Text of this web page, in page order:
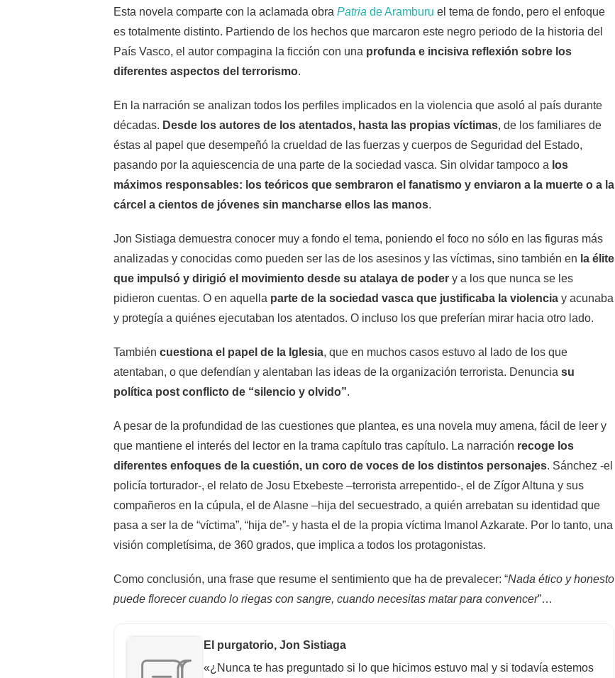
Esta novela comparte con la aclamada obra Patria de Aramburu el tema de fondo, pero el enfoque
es totalmente distinto. Partiendo de los hechos que marcaron este negro periodo de la historia del
País Vasco, el autor compagina la ficción con una profunda e incisiva reflexión sobre los
diferentes aspectos del terrorismo.
En la narración se analizan todos los perfiles implicados en la violencia que asoló al país durante
décadas. Desde los autores de los atentados, hasta las propias víctimas, de los familiares de
éstas al papel que desempeñó la crueldad de las fuerzas y cuerpos de Seguridad del Estado,
pasando por la aquiescencia de una parte de la sociedad vasca. Sin olvidar tampoco a los
máximos responsables: los teóricos que sembraron el fanatismo y enviaron a la muerte o a la
cárcel a cientos de jóvenes sin mancharse ellos las manos.
Jon Sistiaga demuestra conocer muy a fondo el tema, poniendo el foco no sólo en las figuras más
analizadas y conocidas como pueden ser las de los asesinos y las víctimas, sino también en la élite
que impulsó y dirigió el movimiento desde su atalaya de poder y a los que nunca se les
pidieron cuentas. O en aquella parte de la sociedad vasca que justificaba la violencia y acunaba
y protegía a quiénes ejecutaban los atentados. O incluso los que preferían mirar hacia otro lado.
También cuestiona el papel de la Iglesia, que en muchos casos estuvo al lado de los que
atentaban, o que defendían y alentaban las ideas de la organización terrorista. Denuncia su
política post conflicto de “silencio y olvido”.
A pesar de la profundidad de las cuestiones que plantea, es una novela muy amena, fácil de leer y
que mantiene el interés del lector en la trama capítulo tras capítulo. La narración recoge los
diferentes enfoques de la cuestión, un coro de voces de los distintos personajes. Sánchez -el
policía torturador-, el relato de Josu Etxebeste –terrorista arrepentido-, el de Zígor Altuna y sus
compañeros en la cúpula, el de Alasne –hija del secuestrado, a quién arrebatan su identidad que
pasa a ser la de “víctima”, “hija de”- y hasta el de la propia víctima Imanol Azkarate. Por lo tanto, una
visión completísima, de 360 grados, que implica a todos los protagonistas.
Como conclusión, una frase que resume el sentimiento que ha de prevalecer: “Nada ético y honesto
puede florecer cuando lo riegas con sangre, cuando necesitas matar para convencer”…
El purgatorio, Jon Sistiaga
«¿Nunca te has preguntado si lo que hicimos estuvo mal y si todavía estemos